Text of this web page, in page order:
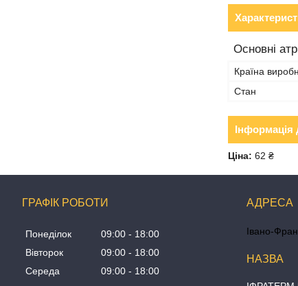
Основні
Країна
Стан
Ціна: 62 ₴
ГРАФІК РОБОТИ
Понеділок 09:00
18:00
Вівторок
09:00
18:00
Середа
09:00
18:00
Івано-